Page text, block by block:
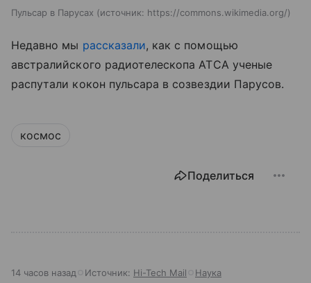
Пульсар в Парусах источник: https://commons.wikimedia.org/
Недавно мы рассказали, как с помощью
австралийского радиотелескопа ATCA ученые
распутали кокон пульсара в созвездии Парусов.
космос
Поделиться
14 часов назад Источник: Hi-Tech Mail Наука